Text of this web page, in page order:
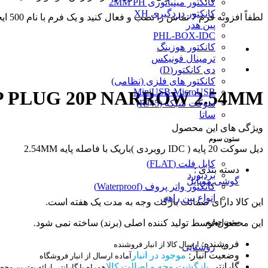
کانکتور دزدگیری XH
پین هدر
PHL-BOX-IDC
کانکتور هوزینگ
ترمینال فونیکس
دی کانکتور(D)
کانکتور های فلزی (نظامی)
MiniUSB-MicroUSB
سوکت شبکه (RJ45)
ساتا
ستون سوم
کابل فلت (FLAT)
بردبورد
کانکتور واتر پروف (Waterproof)
انواع بین راهی
ستون چهارم
روشنایی
لطفاً افزونه فرم 7 تماس را نصب و فعال کنید و یک فرم با نام 500 ایجاد کنید.
PLUG 20P NARROW 2.54MM
ویژگی های این محصول
دیل سوکت 20 پایه ( IDC روبردی )باریک با فاصله پایه 2.54MM
دسته بندی :
گوشی موبایل
این کالا دارای ضمانت بازگت وجه به مدت یک هفته است.
این محصول توسط تولید کننده اصلی (برند) ساخته نمی شود.
فروشنده: ارسال کالا از انبار فروشنده
وضعیت انبار: موجود در انبار آماده ارسال از انبار فروشگاه